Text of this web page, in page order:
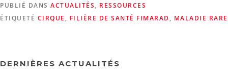
PUBLIÉ DANS ACTUALITÉS, RESSOURCES
ÉTIQUETÉ CIRQUE , FILIÈRE DE SANTÉ FIMARAD , MALADIE RARE
DERNIÈRES ACTUALITÉS